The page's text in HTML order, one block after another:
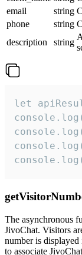
email
string
phone
string
description
string
let
The asynchronous
JivoChat. Visitors
number is displayed
to associate